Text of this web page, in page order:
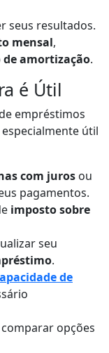
seus resultados.
mensal,
de amortização.
é Útil
empréstimos
útil
com juros ou
pagamentos.
imposto sobre
seu
.
de
opções